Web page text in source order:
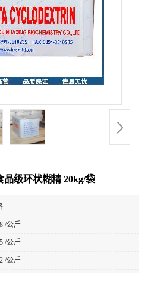
品级环状糊精 20kg/袋
/公斤
/公斤
/公斤